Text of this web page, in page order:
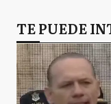
TE PUEDE